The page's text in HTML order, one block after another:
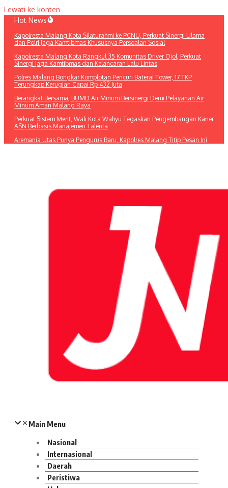
Lewati ke konten
Hot News
Kapolresta Malang Kota Silaturahmi ke PCNU, Perkuat Sinergi Ulama
dan Polri Jaga Kamtibmas Khususnya Persoalan Sosial
Kapolresta Malang Kota Rangkul 35 Komunitas Driver Ojol, Perkuat
Sinergi Jaga Kamtibmas dan Kelancaran Lalu Lintas
Polres Malang Bongkar Komplotan Pencuri Baterai Tower, 17 TKP
Terungkap Kerugian Capai Rp 432 Juta
Berangkat Bersama, BUMD Air Minum Bersinergi Demi Pelayanan Air
Minum Aman Malang Raya
Perkuat Sistem Merit, Wali Kota Wahyu Tegaskan Pengembangan Karier
ASN Berbasis Manajemen Talenta
Aremania Utas Punya Pengurus Baru, Kapolres Malang Titip Pesan Ini
Main Menu
Nasional
Internasional
Daerah
Peristiwa